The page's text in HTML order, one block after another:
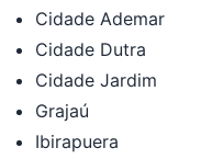
Cidade Ademar
Cidade Dutra
Cidade Jardim
Grajaú
Ibirapuera